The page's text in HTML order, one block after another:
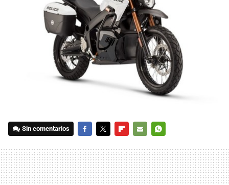
Sin comentarios
MAIL